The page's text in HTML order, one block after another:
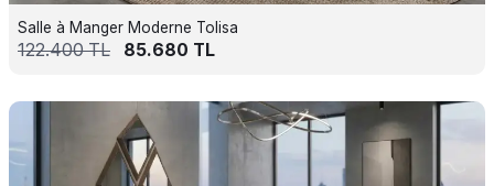
Salle à Manger Moderne Tolisa
122.400TL 85.680 TL